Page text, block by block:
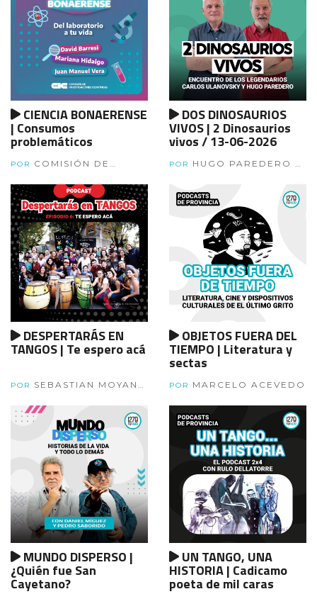
CIENCIA BONAERENSE
| Consumos
problemáticos
POR
COMISIÓN DE
CIENTÍFICAS
DOS DINOSAURIOS
VIVOS | 2 Dinosaurios
vivos / 13-06-2026
POR
HUGO PAREDERO Y
DESPERTARÁS EN
TANGOS | Te espero acá
POR
SEBASTIAN MOYANO
OBJETOS FUERA DEL
TIEMPO | Literatura y
sectas
POR MARCELO ACEVEDO
MUNDO DISPERSO |
¿Quién fue San
Cayetano?
UN TANGO, UNA
HISTORIA | Cadicamo
poeta de mil caras